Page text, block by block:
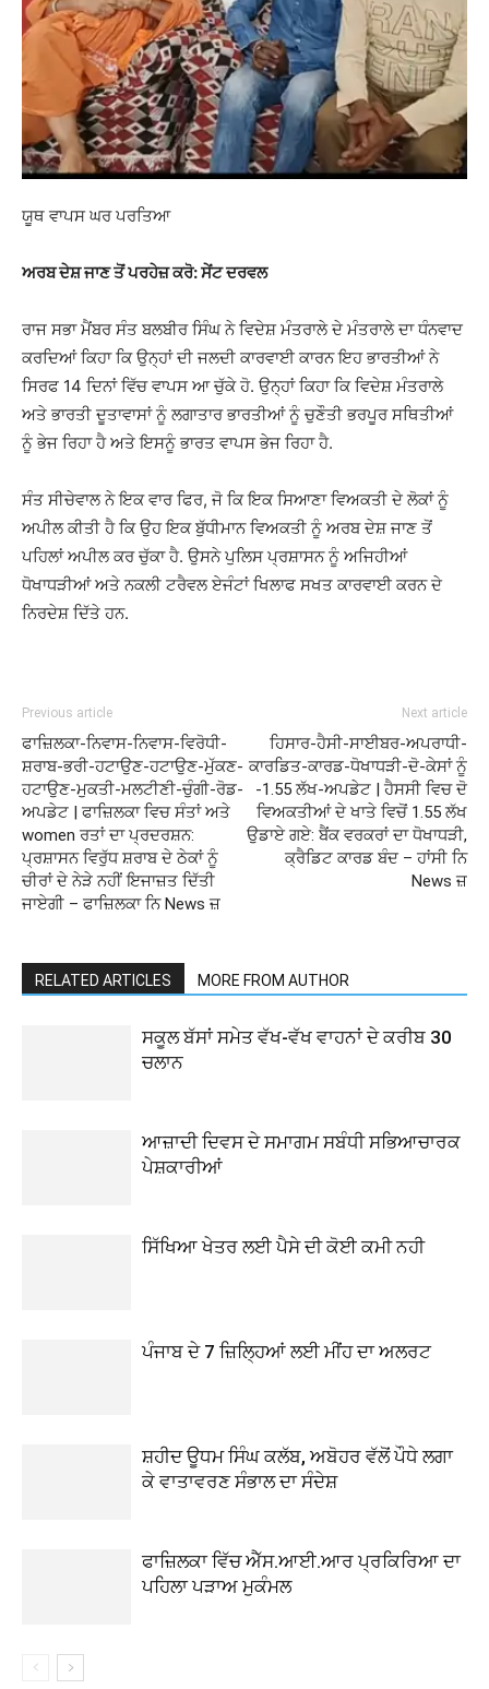
ਯੂਥ ਵਾਪਸ ਘਰ ਪਰਤਿਆ
ਅਰਬ ਦੇਸ਼ ਜਾਣ ਤੋਂ ਪਰਹੇਜ਼ ਕਰੋ: ਸੇਂਟ ਦਰਵਲ
ਰਾਜ ਸਭਾ ਮੈਂਬਰ ਸੰਤ ਬਲਬੀਰ ਸਿੰਘ ਨੇ ਵਿਦੇਸ਼ ਮੰਤਰਾਲੇ ਦੇ ਮੰਤਰਾਲੇ ਦਾ ਧੰਨਵਾਦ
ਕਰਦਿਆਂ ਕਿਹਾ ਕਿ ਉਨ੍ਹਾਂ ਦੀ ਜਲਦੀ ਕਾਰਵਾਈ ਕਾਰਨ ਇਹ ਭਾਰਤੀਆਂ ਨੇ
ਸਿਰਫ 14 ਦਿਨਾਂ ਵਿੱਚ ਵਾਪਸ ਆ ਚੁੱਕੇ ਹੋ. ਉਨ੍ਹਾਂ ਕਿਹਾ ਕਿ ਵਿਦੇਸ਼ ਮੰਤਰਾਲੇ
ਅਤੇ ਭਾਰਤੀ ਦੂਤਾਵਾਸਾਂ ਨੂੰ ਲਗਾਤਾਰ ਭਾਰਤੀਆਂ ਨੂੰ ਚੁਣੌਤੀ ਭਰਪੂਰ ਸਥਿਤੀਆਂ
ਨੂੰ ਭੇਜ ਰਿਹਾ ਹੈ ਅਤੇ ਇਸਨੂੰ ਭਾਰਤ ਵਾਪਸ ਭੇਜ ਰਿਹਾ ਹੈ.
ਸੰਤ ਸੀਚੇਵਾਲ ਨੇ ਇਕ ਵਾਰ ਫਿਰ, ਜੋ ਕਿ ਇਕ ਸਿਆਣਾ ਵਿਅਕਤੀ ਦੇ ਲੋਕਾਂ ਨੂੰ
ਅਪੀਲ ਕੀਤੀ ਹੈ ਕਿ ਉਹ ਇਕ ਬੁੱਧੀਮਾਨ ਵਿਅਕਤੀ ਨੂੰ ਅਰਬ ਦੇਸ਼ ਜਾਣ ਤੋਂ
ਪਹਿਲਾਂ ਅਪੀਲ ਕਰ ਚੁੱਕਾ ਹੈ. ਉਸਨੇ ਪੁਲਿਸ ਪ੍ਰਸ਼ਾਸਨ ਨੂੰ ਅਜਿਹੀਆਂ
ਧੋਖਾਧੜੀਆਂ ਅਤੇ ਨਕਲੀ ਟਰੈਵਲ ਏਜੰਟਾਂ ਖਿਲਾਫ ਸਖਤ ਕਾਰਵਾਈ ਕਰਨ ਦੇ
ਨਿਰਦੇਸ਼ ਦਿੱਤੇ ਹਨ.
Previous article
ਫਾਜ਼ਿਲਕਾ-ਨਿਵਾਸ-ਨਿਵਾਸ-ਵਿਰੋਧੀ-
ਸ਼ਰਾਬ-ਭਰੀ-ਹਟਾਉਣ-ਹਟਾਉਣ-ਮੁੱਕਣ-
ਹਟਾਉਣ-ਮੁਕਤੀ-ਮਲਟੀਣੀ-ਚੁੰਗੀ-ਰੋਡ-
ਅਪਡੇਟ | ਫਾਜ਼ਿਲਕਾ ਵਿਚ ਸੰਤਾਂ ਅਤੇ
women ਰਤਾਂ ਦਾ ਪ੍ਰਦਰਸ਼ਨ:
ਪ੍ਰਸ਼ਾਸਨ ਵਿਰੁੱਧ ਸ਼ਰਾਬ ਦੇ ਠੇਕਾਂ ਨੂੰ
ਚੀਰਾਂ ਦੇ ਨੇੜੇ ਨਹੀਂ ਇਜਾਜ਼ਤ ਦਿੱਤੀ
ਜਾਏਗੀ – ਫਾਜ਼ਿਲਕਾ ਨਿ News ਜ਼
Next article
ਹਿਸਾਰ-ਹੈਸੀ-ਸਾਈਬਰ-ਅਪਰਾਧੀ-
ਕਾਰਡਿਤ-ਕਾਰਡ-ਧੋਖਾਧੜੀ-ਦੋ-ਕੇਸਾਂ ਨੂੰ
-1.55 ਲੱਖ-ਅਪਡੇਟ | ਹੈਸਸੀ ਵਿਚ ਦੋ
ਵਿਅਕਤੀਆਂ ਦੇ ਖਾਤੇ ਵਿਚੋਂ 1.55 ਲੱਖ
ਉਡਾਏ ਗਏ: ਬੈਂਕ ਵਰਕਰਾਂ ਦਾ ਧੋਖਾਧੜੀ,
ਕ੍ਰੈਡਿਟ ਕਾਰਡ ਬੰਦ – ਹਾਂਸੀ ਨਿ
News ਜ਼
RELATED ARTICLES MORE FROM AUTHOR
ਸਕੂਲ ਬੱਸਾਂ ਸਮੇਤ ਵੱਖ-ਵੱਖ ਵਾਹਨਾਂ ਦੇ ਕਰੀਬ 30
ਚਲਾਨ
ਆਜ਼ਾਦੀ ਦਿਵਸ ਦੇ ਸਮਾਗਮ ਸਬੰਧੀ ਸਭਿਆਚਾਰਕ
ਪੇਸ਼ਕਾਰੀਆਂ
ਸਿੱਖਿਆ ਖੇਤਰ ਲਈ ਪੈਸੇ ਦੀ ਕੋਈ ਕਮੀ ਨਹੀ
ਪੰਜਾਬ ਦੇ 7 ਜ਼ਿਲ੍ਹਿਆਂ ਲਈ ਮੀਂਹ ਦਾ ਅਲਰਟ
ਸ਼ਹੀਦ ਊਧਮ ਸਿੰਘ ਕਲੱਬ, ਅਬੋਹਰ ਵੱਲੋਂ ਪੌਧੇ ਲਗਾ
ਕੇ ਵਾਤਾਵਰਣ ਸੰਭਾਲ ਦਾ ਸੰਦੇਸ਼
ਫਾਜ਼ਿਲਕਾ ਵਿੱਚ ਐੱਸ.ਆਈ.ਆਰ ਪ੍ਰਕਿਰਿਆ ਦਾ
ਪਹਿਲਾ ਪੜਾਅ ਮੁਕੰਮਲ